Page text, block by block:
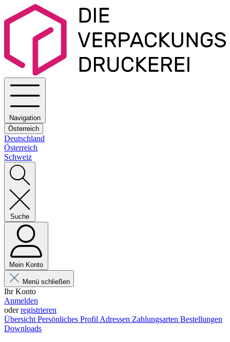
Navigation
Österreich
Deutschland
Österreich
Schweiz
Suche
Mein Konto
Menü schließen
Ihr Konto
Anmelden
oderregistrieren
Übersicht Persönliches Profil Adressen Zahlungsarten Bestellungen
Downloads